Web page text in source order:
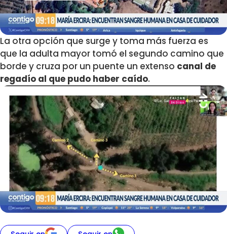
La otra opción que surge y toma más fuerza es
que la adulta mayor tomó el segundo camino que
borde y cruza por un puente un extenso canal de
regadío al que pudo haber caído.